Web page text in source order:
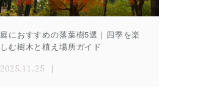
庭におすすめの落葉樹5選｜四季を楽
しむ樹木と植え場所ガイド
2025.11.25